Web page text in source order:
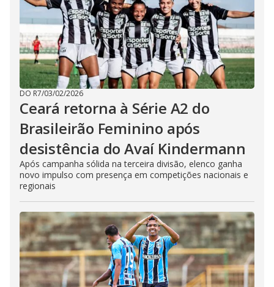
DO R7/03/02/2026
Ceará retorna à Série A2 do
Brasileirão Feminino após
desistência do Avaí Kindermann
Após campanha sólida na terceira divisão, elenco ganha
novo impulso com presença em competições nacionais e
regionais